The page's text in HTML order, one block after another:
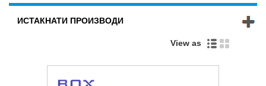
ИСТАКНАТИ ПРОИЗВОДИ
View as